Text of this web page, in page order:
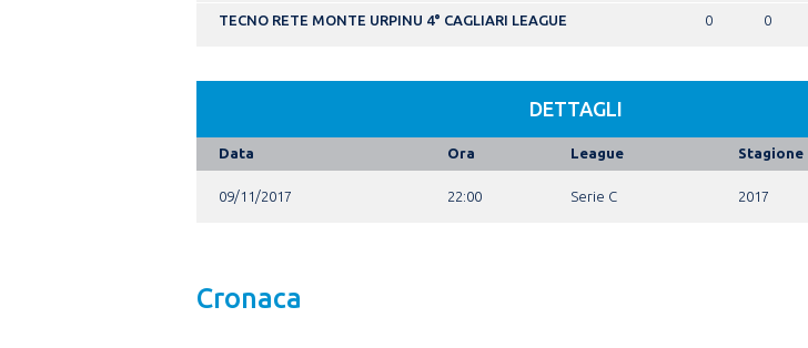
TECNO RETE MONTE URPINU 4° CAGLIARI LEAGUE 0 0
DETTAGLI
Data Ora League Stagione
09/11/2017 22:00 Serie C 2017
Cronaca